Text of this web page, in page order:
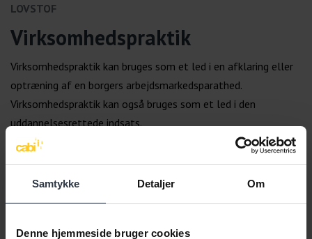
Samtykke Detaljer Om
Denne hjemmeside bruger cookies
LOVSTOF
Virksomhedspraktik
Virksomhedspraktik kan bruges som et led i en afklaring eller
optræning af en borgers arbejdsmarkedsparathed.
Virksomhedspraktik kan også bruges som et led i den
uddannelsesrettede indsats.
SPØRG CABI
Har du spørgsmål?